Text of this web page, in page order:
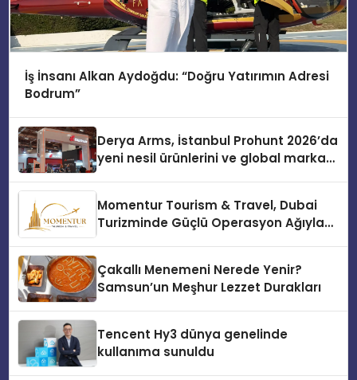
İş İnsanı Alkan Aydoğdu: “Doğru Yatırımın Adresi
Bodrum”
Derya Arms, İstanbul Prohunt 2026’da
yeni nesil ürünlerini ve global marka
Momentur Tourism & Travel, Dubai
Turizminde Güçlü Operasyon Ağıyla
Çakallı Menemeni Nerede Yenir?
Samsun’un Meşhur Lezzet Durakları
Tencent Hy3 dünya genelinde
kullanıma sunuldu